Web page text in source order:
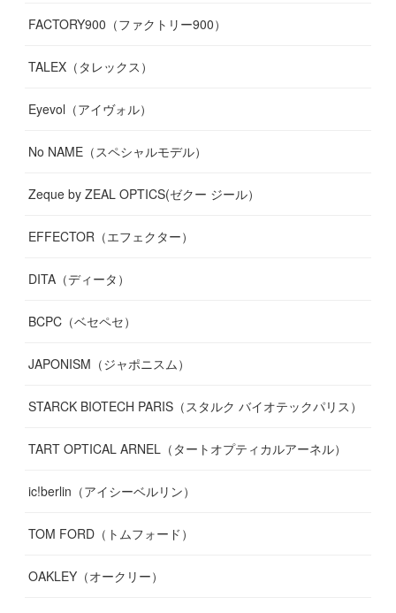
FACTORY900（ファクトリー900）
TALEX（タレックス）
Eyevol（アイヴォル）
No NAME（スペシャルモデル）
Zeque by ZEAL OPTICS(ゼクー ジール）
EFFECTOR（エフェクター）
DITA（ディータ）
BCPC（ベセペセ）
JAPONISM（ジャポニスム）
STARCK BIOTECH PARIS（スタルク バイオテックパリス）
TART OPTICAL ARNEL（タートオプティカルアーネル）
ic!berlin（アイシーベルリン）
TOM FORD（トムフォード）
OAKLEY（オークリー）